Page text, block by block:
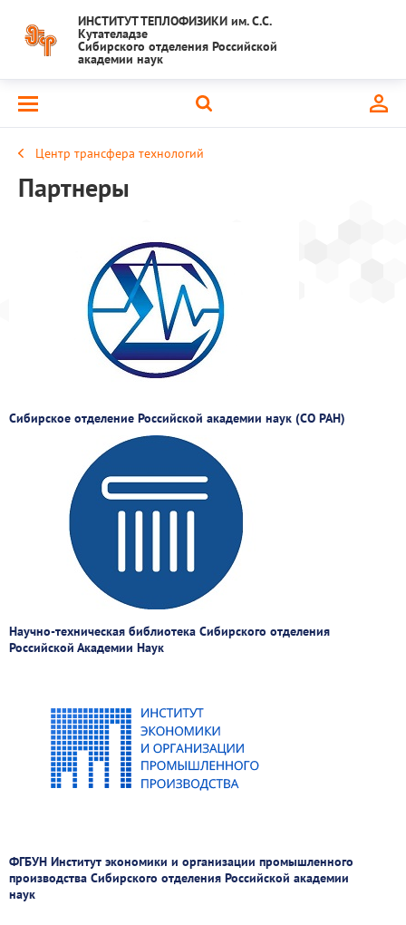
ИНСТИТУТ ТЕПЛОФИЗИКИ им. С.С.
Кутателадзе
Сибирского отделения Российской
академии наук
Центр трансфера технологий
Партнеры
Сибирское отделение Российской академии наук (СО РАН)
Научно-техническая библиотека Сибирского отделения
Российской Академии Наук
ФГБУН Институт экономики и организации промышленного
производства Сибирского отделения Российской академии
наук